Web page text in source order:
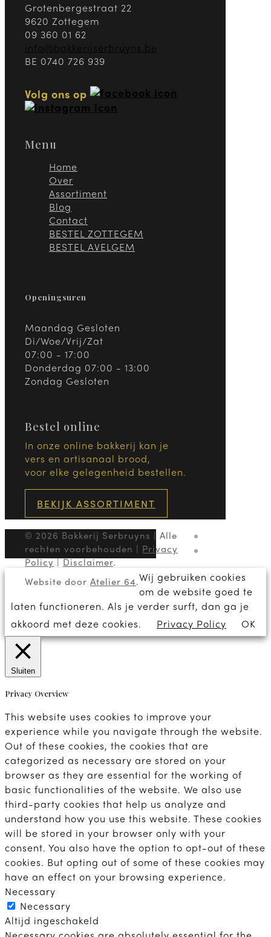
Grotenbergestraat 22
9620 Zottegem
09 360 01 62
info@bakkerijserbruyns.be
BE 0740 726 939
Volg ons op
Menu
Home
Over
Assortiment
Blog
Contact
BESTEL ZOTTEGEM
BESTEL AVELGEM
Openingsuren
Maandag Gesloten
Di/Woe/Vrij/Zat
07:00 - 17:00
Donderdag 07:00 - 13:00
Zondag Gesloten
Bestel online
In onze online bakkerij kan je
vers en artisanaal brood,
voor elke gelegenheid bestellen.
BEKIJK ASSORTIMENT
© 2026 Bakkerij Serbruyns | Alle
rechten voorbehouden | Privacy
Policy|Disclaimer.
Website door Atelier 64.Wij gebruiken cookies
om de website goed te
laten functioneren. Als je verder surft, dan ga je
akkoord met deze cookies.
Privacy Policy OK
Sluiten
Privacy Overview
This website uses cookies to improve your
experience while you navigate through the website.
Out of these cookies, the cookies that are
categorized as necessary are stored on your
browser as they are essential for the working of
basic functionalities of the website. We also use
third-party cookies that help us analyze and
understand how you use this website. These cookies
will be stored in your browser only with your
consent. You also have the option to opt-out of these
cookies. But opting out of some of these cookies may
have an effect on your browsing experience.
Necessary
Necessary
Altijd ingeschakeld